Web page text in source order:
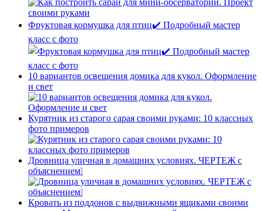
Фруктовая кормушка для птиц✔️ Подробный мастер
класс с фото
10 вариантов освещения домика для кукол. Оформление
и свет
Курятник из старого сарая своими руками: 10 классных
фото примеров
Дровница уличная в домашних условиях. ЧЕРТЕЖ с
объяснением❕
Кровать из поддонов с выдвижными ящиками своими